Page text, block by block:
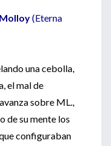
(Eterna
una cebolla,
el mal de
sobre ML.,
de su mente los
configuraban